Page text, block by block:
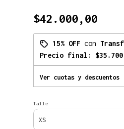
$42.000,00
15% OFF con
Precio final:
Ver cuotas y descuentos
Talle